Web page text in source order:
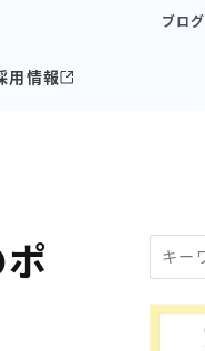
ブログ
用情報